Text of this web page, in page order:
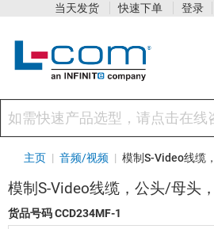
当天发货 快速下单 登录
主页 | 音频/视频 | 模制S-Video线缆
模制S-Video线缆，公头/母头
货品号码CCD234MF-1